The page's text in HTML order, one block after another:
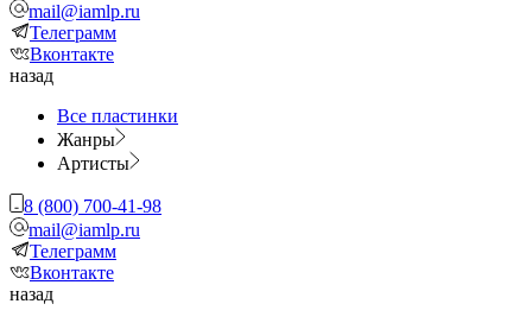
mail@iamlp.ru
Телеграмм
Вконтакте
назад
Все пластинки
Жанры
Артисты
8 (800) 700-41-98
mail@iamlp.ru
Телеграмм
Вконтакте
назад